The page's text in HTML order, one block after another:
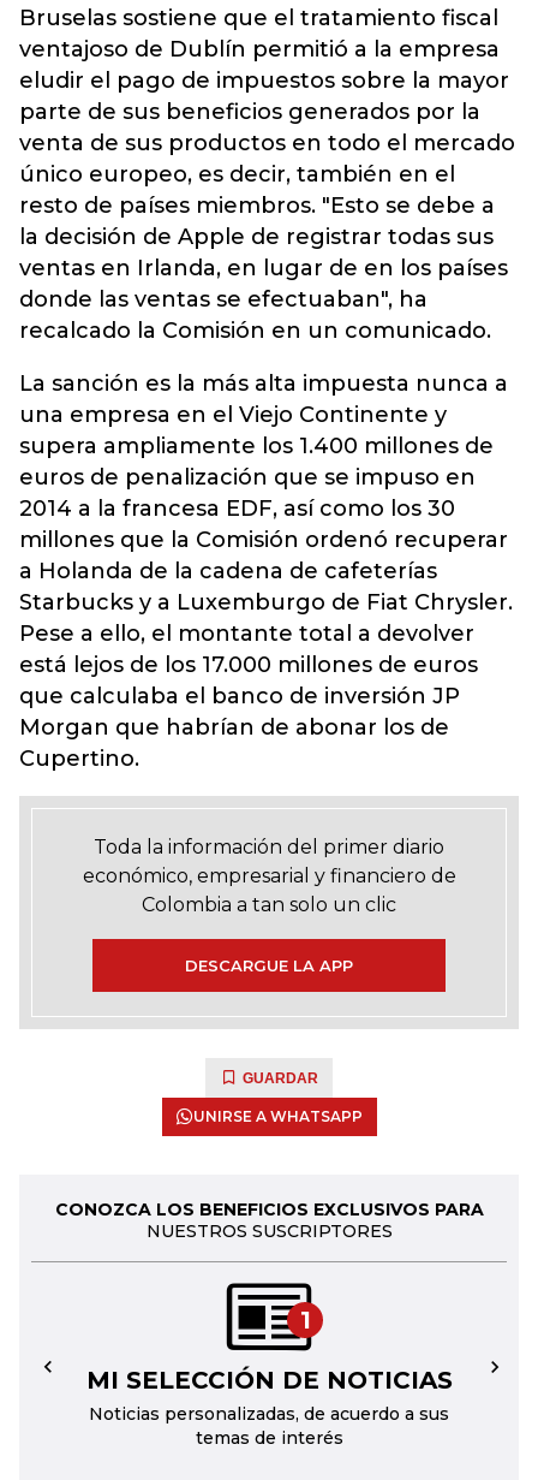
Bruselas sostiene que el tratamiento fiscal
ventajoso de Dublín permitió a la empresa
eludir el pago de impuestos sobre la mayor
parte de sus beneficios generados por la
venta de sus productos en todo el mercado
único europeo, es decir, también en el
resto de países miembros. "Esto se debe a
la decisión de Apple de registrar todas sus
ventas en Irlanda, en lugar de en los países
donde las ventas se efectuaban", ha
recalcado la Comisión en un comunicado.
La sanción es la más alta impuesta nunca a
una empresa en el Viejo Continente y
supera ampliamente los 1.400 millones de
euros de penalización que se impuso en
2014 a la francesa EDF, así como los 30
millones que la Comisión ordenó recuperar
a Holanda de la cadena de cafeterías
Starbucks y a Luxemburgo de Fiat Chrysler.
Pese a ello, el montante total a devolver
está lejos de los 17.000 millones de euros
que calculaba el banco de inversión JP
Morgan que habrían de abonar los de
Cupertino.
Toda la información del primer diario
económico, empresarial y financiero de
Colombia a tan solo un clic
DESCARGUE LA APP
GUARDAR
UNIRSE A WHATSAPP
CONOZCA LOS BENEFICIOS EXCLUSIVOS PARA
NUESTROS SUSCRIPTORES
1
MI SELECCIÓN DE NOTICIAS
Noticias personalizadas, de acuerdo a sus
temas de interés
← →